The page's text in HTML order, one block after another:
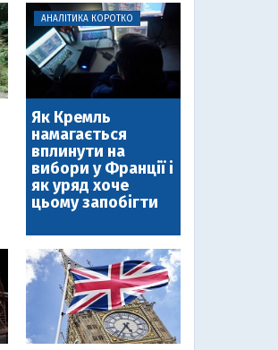
АНАЛІТИКА КОРОТКО
Як Кремль
намагається
вплинути на
вибори у Франції і
як уряд хоче
цьому запобігти